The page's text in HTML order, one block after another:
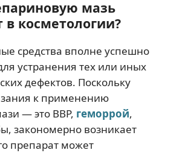
мазь
косметологии?
средства вполне успешно
устранения тех или иных
дефектов. Поскольку
к применению
— это ВВР, геморрой,
закономерно возникает
препарат может